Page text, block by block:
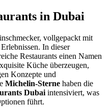
in Dubai
vollgepackt mit
In dieser
Restaurants einen Namen
Küche überzeugen,
Konzepte und
Michelin-Sterne haben die
Dubai intensiviert, was
führt.